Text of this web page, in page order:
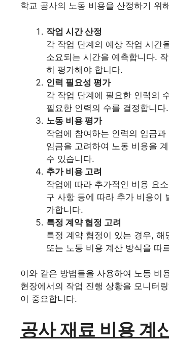
학교 공사의 노동 비용을 산정하기 위
작업 시간 산정
각 작업 단계의 예상 작업 시간
소요되는 시간을 예측합니다.
히 평가해야 합니다.
인력 필요성 평가
각 작업 단계에 필요한 인력의
필요한 인력의 수를 결정합니
노동 비용 평가
작업에 참여하는 인력의 임금
임금을 고려하여 노동 비용을
수 있습니다.
추가 비용 고려
작업에 따라 추가적인 비용 요
구 사항 등에 따라 추가 비용이
가합니다.
특정 계약 협정 고려
특정 계약 협정이 있는 경우,
또는 노동 비용 계산 방식을 따
이와 같은 방법들을 사용하여 노동 비
현장에서의 작업 진행 상황을 모니터
이 중요합니다.
공사 재료 비용 계